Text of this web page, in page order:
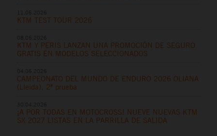
KTM TEST TOUR 2026
KTM Y PERIS LANZAN UNA PROMOCIÓN DE SEGURO
GRATIS EN MODELOS SELECCIONADOS
CAMPEONATO DEL MUNDO DE ENDURO 2026 OLIANA
(Lleida), 2ª prueba
¡A POR TODAS EN MOTOCROSS! NUEVE NUEVAS KTM
SX 2027 LISTAS EN LA PARRILLA DE SALIDA